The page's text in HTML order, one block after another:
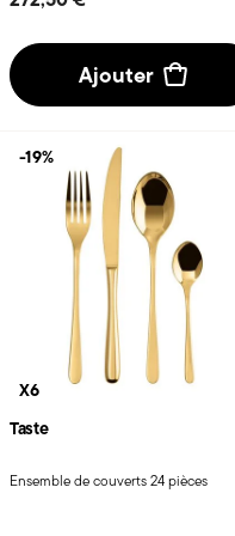
Ajouter
X6
Taste
Ensemble de couverts 24 pièces
-19%